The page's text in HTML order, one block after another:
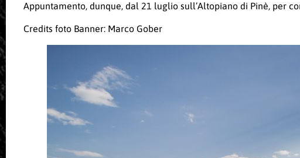
Appuntamento, dunque, dal 21 luglio sull’Altopiano di Pinè, per
Credits foto Banner: Marco Gober